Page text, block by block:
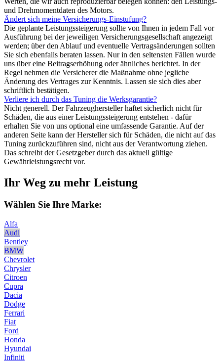
und Drehmomentdaten des Motors.
Ändert sich meine Versicherungs-Einstufung?
Die geplante Leistungssteigerung sollte von Ihnen in jedem Fall vor
Ausführung bei der jeweiligen Versicherungsgesellschaft angezeigt
werden; über den Ablauf und eventuelle Vertragsänderungen sollten
Sie sich ebenfalls beraten lassen. Nur in den seltensten Fällen wurde
uns über eine Beitragserhöhung oder ähnliches berichtet. In der
Regel nehmen die Versicherer die Maßnahme ohne jegliche
Änderung des Vertrages zur Kenntnis. Lassen sie sich dies aber
schriftlich bestätigen.
Verliere ich durch das Tuning die Werksgarantie?
Nicht generell. Der Fahrzeughersteller haftet sicherlich nicht für
Schäden, die aus einer Leistungssteigerung entstehen - dafür
erhalten Sie von uns optional eine umfassende Garantie. Auf der
anderen Seite kann der Hersteller sich für Schäden, die nicht auf das
Tuning zurückzuführen sind, nicht aus der Verantwortung ziehen.
Das schreibt der Gesetzgeber durch das aktuell gültige
Gewährleistungsrecht vor.
Ihr Weg zu mehr Leistung
Wählen Sie Ihre Marke:
Alfa
Audi
Bentley
BMW
Chevrolet
Chrysler
Citroen
Cupra
Dacia
Dodge
Ferrari
Fiat
Ford
Honda
Hyundai
Infiniti